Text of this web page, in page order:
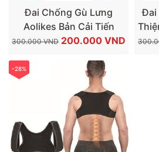
Đai Chống Gù Lưng
Aolikes Bản Cải Tiến
300.000VND GIÁ
300.000 VND.
200.000 VND GIÁ
Đai
-28%